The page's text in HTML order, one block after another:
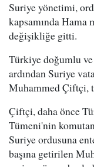
Suriye yönetimi,
kapsamında Hama
değişikliğe gitti.
Türkiye doğumlu
ardından Suriye
Muhammed Çiftçi,
Çiftçi, daha önce
Tümeni'nin
Suriye ordusuna
başına getirilen